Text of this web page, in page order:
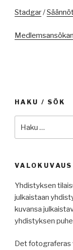
Stadgar/
HAKU / SÖK
Yhdistyksen
julkaistaan
kuvansa
yhdistyksen
Det fotograferas